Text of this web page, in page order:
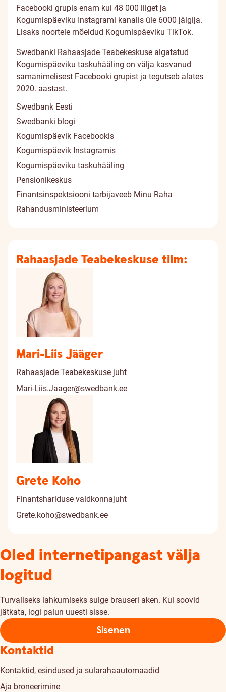
Facebooki grupis enam kui 48 000 liiget ja
Kogumispäeviku Instagrami kanalis üle 6000 jälgija.
Lisaks noortele mõeldud Kogumispäeviku TikTok.
Swedbanki Rahaasjade Teabekeskuse algatatud
Kogumispäeviku taskuhääling on välja kasvanud
samanimelisest Facebooki grupist ja tegutseb alates
2020. aastast.
Swedbank Eesti
Swedbanki blogi
Kogumispäevik Facebookis
Kogumispäevik Instagramis
Kogumispäeviku taskuhääling
Pensionikeskus
Finantsinspektsiooni tarbijaveeb Minu Raha
Rahandusministeerium
Rahaasjade Teabekeskuse tiim:
Mari-Liis Jääger
Rahaasjade Teabekeskuse juht
Mari-Liis.Jaager@swedbank.ee
Grete Koho
Finantshariduse valdkonnajuht
Grete.koho@swedbank.ee
Oled internetipangast välja
logitud
Turvaliseks lahkumiseks sulge brauseri aken. Kui soovid
jätkata, logi palun uuesti sisse.
Sisenen
Kontaktid
Kontaktid, esindused ja sularahaautomaadid
Aja broneerimine